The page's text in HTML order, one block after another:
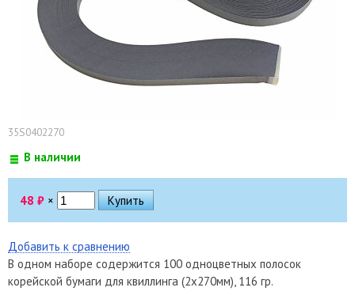
35S0402270
В наличии
48 ₽ ×
Добавить к сравнению
В одном наборе содержится 100 одноцветных полосок
корейской бумаги для квиллинга (2х270мм), 116 гр.